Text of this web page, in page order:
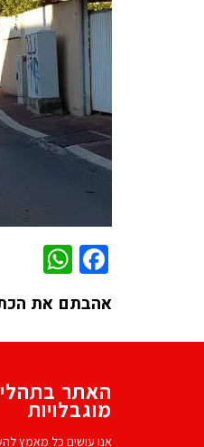
אהבתם את
האתר
מוגבלויות
אנו עושים כל מאמץ